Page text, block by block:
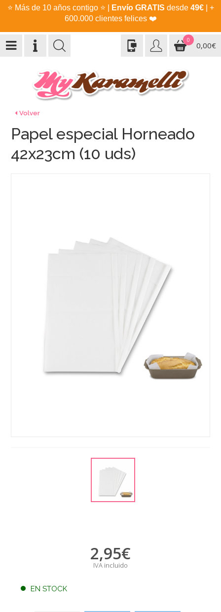
⭐ Más de 10 años contigo ⭐ Envío GRATIS desde 49€| +
600.000 clientes felices ❤️
0
0,00€
Volver
Papel especial Horneado
42x23cm (10 uds)
2,95€
IVA incluido
EN STOCK